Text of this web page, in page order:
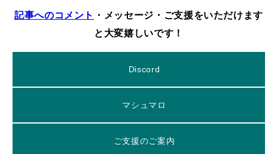
記事へのコメント
・メッセージ・ご支援をいただけます
と大変嬉しいです！
Discord
マシュマロ
ご支援のご案内